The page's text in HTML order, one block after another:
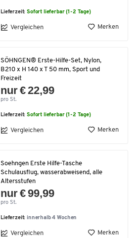
Lieferzeit:Sofort lieferbar (1-2 Tage)
Vergleichen Merken
SÖHNGEN® Erste-Hilfe-Set, Nylon,
B210 x H 140 x T 50 mm, Sport und
Freizeit
nur € 22,99
pro St.
Lieferzeit:Sofort lieferbar (1-2 Tage)
Vergleichen Merken
Soehngen Erste Hilfe-Tasche
Schulausflug, wasserabweisend, alle
Altersstufen
nur € 99,99
pro St.
Lieferzeit: innerhalb 4 Wochen
Vergleichen Merken